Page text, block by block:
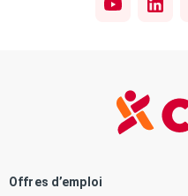
Offres d’emploi